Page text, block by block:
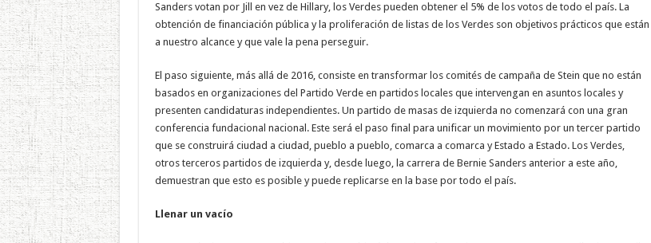
Sanders votan por Jill en vez de Hillary, los Verdes pueden obtener el 5% de los votos de todo el país. La
obtención de financiación pública y la proliferación de listas de los Verdes son objetivos prácticos que están
a nuestro alcance y que vale la pena perseguir.
El paso siguiente, más allá de 2016, consiste en transformar los comités de campaña de Stein que no están
basados en organizaciones del Partido Verde en partidos locales que intervengan en asuntos locales y
presenten candidaturas independientes. Un partido de masas de izquierda no comenzará con una gran
conferencia fundacional nacional. Este será el paso final para unificar un movimiento por un tercer partido
que se construirá ciudad a ciudad, pueblo a pueblo, comarca a comarca y Estado a Estado. Los Verdes,
otros terceros partidos de izquierda y, desde luego, la carrera de Bernie Sanders anterior a este año,
demuestran que esto es posible y puede replicarse en la base por todo el país.
Llenar un vacío